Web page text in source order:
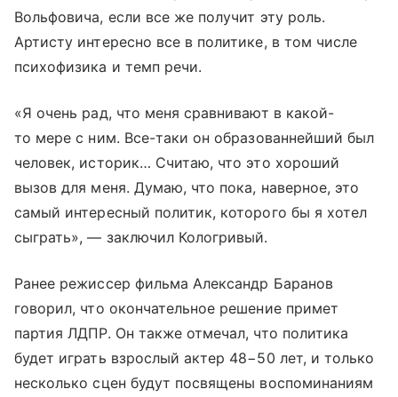
Вольфовича, если все же получит эту роль.
Артисту интересно все в политике, в том числе
психофизика и темп речи.
«Я очень рад, что меня сравнивают в какой-
то мере с ним. Все-таки он образованнейший был
человек, историк… Считаю, что это хороший
вызов для меня. Думаю, что пока, наверное, это
самый интересный политик, которого бы я хотел
сыграть», — заключил Кологривый.
Ранее режиссер фильма Александр Баранов
говорил, что окончательное решение примет
партия ЛДПР. Он также отмечал, что политика
будет играть взрослый актер 48−50 лет, и только
несколько сцен будут посвящены воспоминаниям